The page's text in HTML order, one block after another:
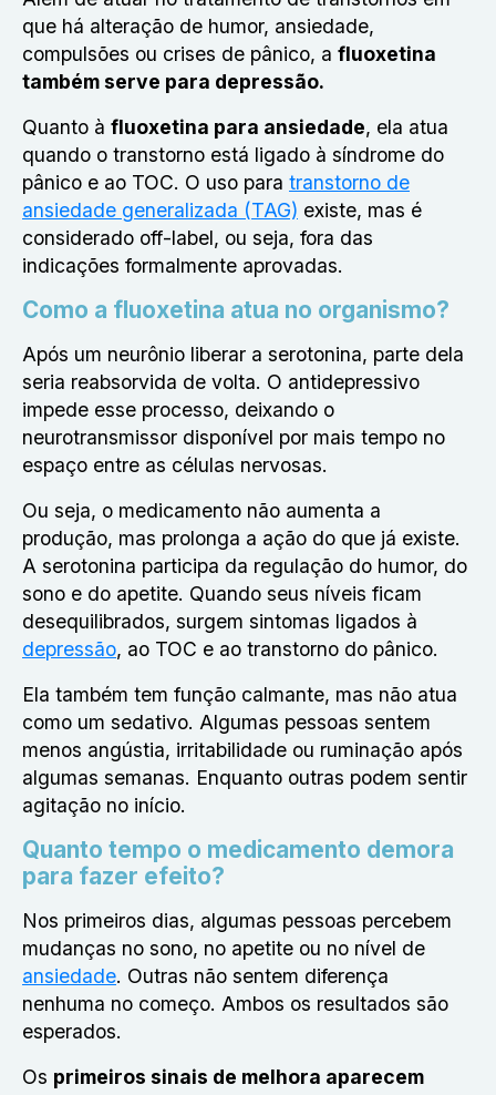
que há alteração de humor, ansiedade,
compulsões ou crises de pânico, a fluoxetina
também serve para depressão.
Quanto à fluoxetina para ansiedade, ela atua
quando o transtorno está ligado à síndrome do
pânico e ao TOC. O uso para transtorno de
ansiedade generalizada (TAG) existe, mas é
considerado off-label, ou seja, fora das
indicações formalmente aprovadas.
Como a fluoxetina atua no organismo?
Após um neurônio liberar a serotonina, parte dela
seria reabsorvida de volta. O antidepressivo
impede esse processo, deixando o
neurotransmissor disponível por mais tempo no
espaço entre as células nervosas.
Ou seja, o medicamento não aumenta a
produção, mas prolonga a ação do que já existe.
A serotonina participa da regulação do humor, do
sono e do apetite. Quando seus níveis ficam
desequilibrados, surgem sintomas ligados à
depressão, ao TOC e ao transtorno do pânico.
Ela também tem função calmante, mas não atua
como um sedativo. Algumas pessoas sentem
menos angústia, irritabilidade ou ruminação após
algumas semanas. Enquanto outras podem sentir
agitação no início.
Quanto tempo o medicamento demora
para fazer efeito?
Nos primeiros dias, algumas pessoas percebem
mudanças no sono, no apetite ou no nível de
ansiedade. Outras não sentem diferença
nenhuma no começo. Ambos os resultados são
esperados.
Os primeiros sinais de melhora aparecem